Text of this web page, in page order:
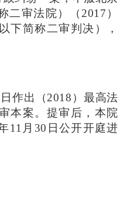
二审法院）（2017）
下简称二审判决），
作出（2018）最高法
本案。提审后，本院
11月30日公开开庭进